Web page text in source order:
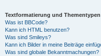
Textformatierung und Thementypen
Was ist BBCode?
Kann ich HTML benutzen?
Was sind Smileys?
Kann ich Bilder in meine Beiträge
Was sind globale Bekanntmachungen?